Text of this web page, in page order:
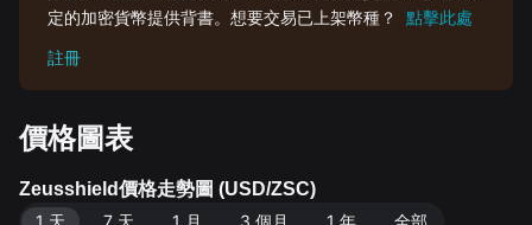
定的加密貨幣提供背書。想要交易已上架幣種？
點擊此處
註冊
價格圖表
Zeusshield價格走勢圖 (USD/ZSC)
1 天
7 天 1 月 3 個月 1 年 全部